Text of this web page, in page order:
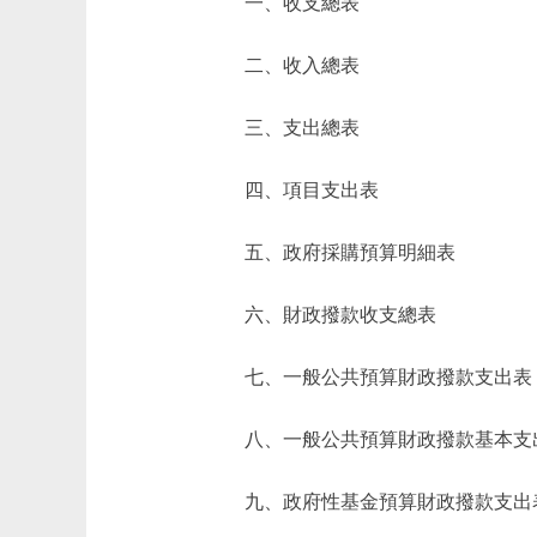
二、收入總表
三、支出總表
四、項目支出表
五、政府採購預算明細表
六、財政撥款收支總表
七、一般公共預算財政撥款支出表
八、一般公共預算財政撥款基本支
九、政府性基金預算財政撥款支出